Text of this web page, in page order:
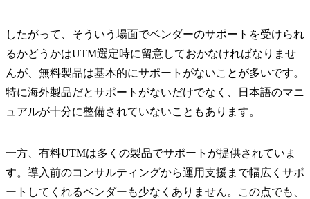
したがって、そういう場面でベンダーのサポートを受けられ
るかどうかはUTM選定時に留意しておかなければなりませ
んが、無料製品は基本的にサポートがないことが多いです。
特に海外製品だとサポートがないだけでなく、日本語のマニ
ュアルが十分に整備されていないこともあります。
一方、有料UTMは多くの製品でサポートが提供されていま
す。導入前のコンサルティングから運用支援まで幅広くサポ
ートしてくれるベンダーも少なくありません。この点でも、